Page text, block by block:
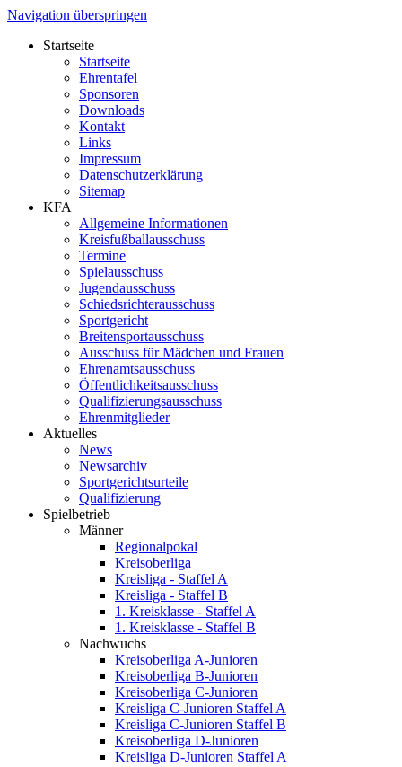
Navigation überspringen
Startseite
Startseite
Ehrentafel
Sponsoren
Downloads
Kontakt
Links
Impressum
Datenschutzerklärung
Sitemap
KFA
Allgemeine Informationen
Kreisfußballausschuss
Termine
Spielausschuss
Jugendausschuss
Schiedsrichterausschuss
Sportgericht
Breitensportausschuss
Ausschuss für Mädchen und Frauen
Ehrenamtsausschuss
Öffentlichkeitsausschuss
Qualifizierungsausschuss
Ehrenmitglieder
Aktuelles
News
Newsarchiv
Sportgerichtsurteile
Qualifizierung
Spielbetrieb
Männer
Regionalpokal
Kreisoberliga
Kreisliga - Staffel A
Kreisliga - Staffel B
1. Kreisklasse - Staffel A
1. Kreisklasse - Staffel B
Nachwuchs
Kreisoberliga A-Junioren
Kreisoberliga B-Junioren
Kreisoberliga C-Junioren
Kreisliga C-Junioren Staffel A
Kreisliga C-Junioren Staffel B
Kreisoberliga D-Junioren
Kreisliga D-Junioren Staffel A